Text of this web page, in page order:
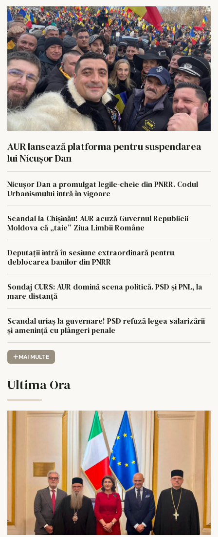
AUR lansează platforma pentru suspendarea
lui Nicușor Dan
Nicușor Dan a promulgat legile-cheie din PNRR. Codul
Urbanismului intră în vigoare
Scandal la Chișinău! AUR acuză Guvernul Republicii
Moldova că „taie” Ziua Limbii Române
Deputații intră în sesiune extraordinară pentru
deblocarea banilor din PNRR
Sondaj CURS: AUR domină scena politică. PSD și PNL, la
mare distanță
Scandal uriaș la guvernare! PSD refuză legea salarizării
și amenință cu plângeri penale
MAI MULTE
Ultima Ora